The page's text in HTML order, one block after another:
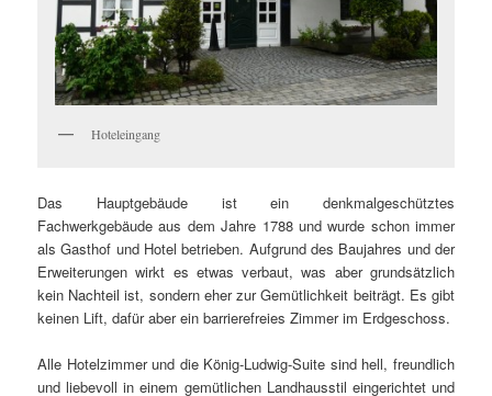
Hoteleingang
Das Hauptgebäude ist ein denkmalgeschütztes
Fachwerkgebäude aus dem Jahre 1788 und wurde schon immer
als Gasthof und Hotel betrieben. Aufgrund des Baujahres und der
Erweiterungen wirkt es etwas verbaut, was aber grundsätzlich
kein Nachteil ist, sondern eher zur Gemütlichkeit beiträgt. Es gibt
keinen Lift, dafür aber ein barrierefreies Zimmer im Erdgeschoss.
Alle Hotelzimmer und die König-Ludwig-Suite sind hell, freundlich
und liebevoll in einem gemütlichen Landhausstil eingerichtet und